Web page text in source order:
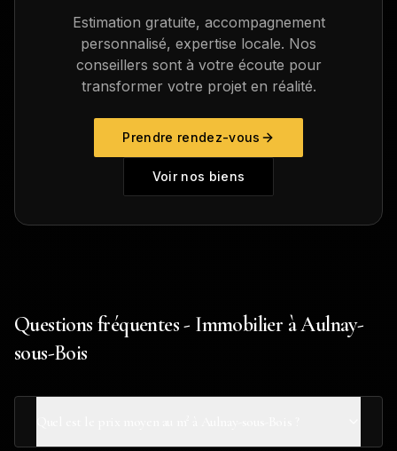
Estimation gratuite, accompagnement
personnalisé, expertise locale. Nos
conseillers sont à votre écoute pour
transformer votre projet en réalité.
Prendre rendez-vous
Voir nos biens
Questions fréquentes - Immobilier à Aulnay-
sous-Bois